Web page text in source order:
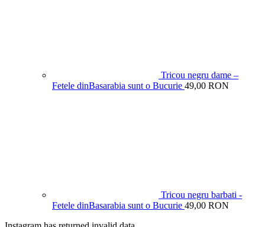
Tricou negru dame –
Fetele dinBasarabia sunt o Bucurie 49,00 RON
Tricou negru barbati -
Fetele dinBasarabia sunt o Bucurie 49,00 RON